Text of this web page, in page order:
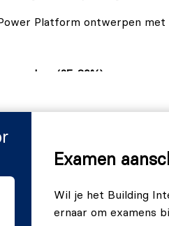
Platform ontwerpen met
maken (25-30%)
en -automatisering bouwen
AI Hub.
Examen
Wil je het Building
ernaar om examens